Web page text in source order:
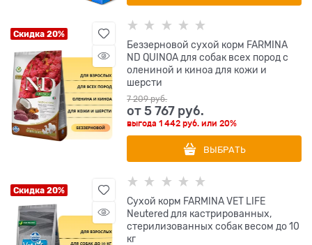
Скидка 20%
Беззерновой cухой корм FARMINA
ND QUINOA для собак всех пород с
олениной и киноа для кожи и
шерсти
7 209 руб.
от5 767 руб.
выгода1 442 руб. или20%
ВЫБРАТЬ
Скидка 20%
Сухой корм FARMINA VET LIFE
Neutered для кастрированных,
стерилизованных собак весом до 10
кг